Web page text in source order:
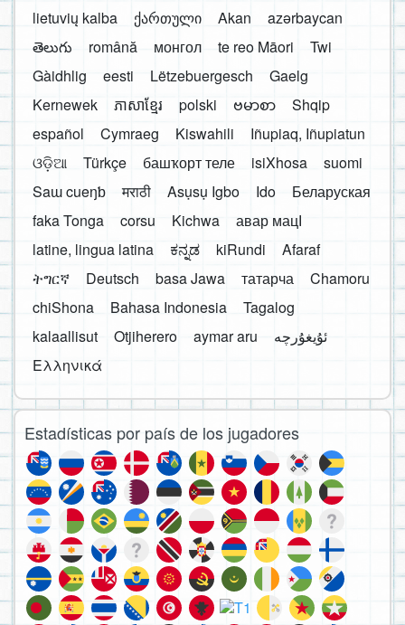
lietuvių kalba
ქართული Akan
azərbaycan
తెలుగు
română монгол te reo Māori
Twi
Gàidhlig
eesti Lëtzebuergesch
Gaelg
Kernewek
ភាសាខ្មែរ polski ဗမာစာ
Shqip
español
Cymraeg Kiswahili
Iñupiaq, Iñupiatun
ଓଡ଼ିଆ
Türkçe башҡорт теле isiXhosa
suomi
Saɯ cueŋƅ
मराठी Asụsụ Igbo Ido
Беларуская
faka Tonga
corsu Kichwa
авар мацӀ
latine, lingua latina
ಕನ್ನಡ kiRundi
Afaraf
ትግርኛ
Deutsch basa Jawa татарча
Chamoru
chiShona
Bahasa Indonesia
Tagalog
kalaallisut
Otjiherero aymar aru
Ελληνικά
Estadísticas por país de los jugadores